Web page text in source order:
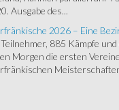
Ausgabe des...
2026 – Eine
885 Kämpfe
Morgen die ersten